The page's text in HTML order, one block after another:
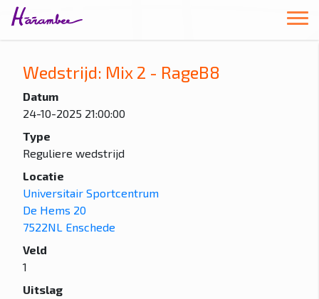
Wedstrijd: Mix 2 - RageB8
Datum
24-10-2025 21:00:00
Type
Reguliere wedstrijd
Locatie
Universitair Sportcentrum
De Hems 20
7522NL Enschede
Veld
1
Uitslag